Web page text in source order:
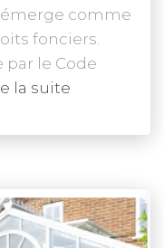
comme
fonciers.
le Code
la suite